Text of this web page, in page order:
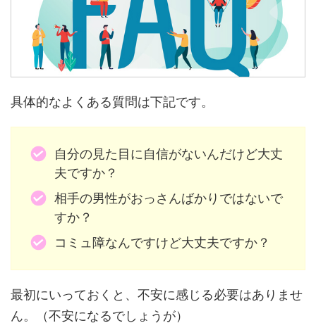
具体的なよくある質問は下記です。
自分の見た目に自信がないんだけど大丈
夫ですか？
相手の男性がおっさんばかりではないで
すか？
コミュ障なんですけど大丈夫ですか？
最初にいっておくと、不安に感じる必要はありませ
ん。（不安になるでしょうが）